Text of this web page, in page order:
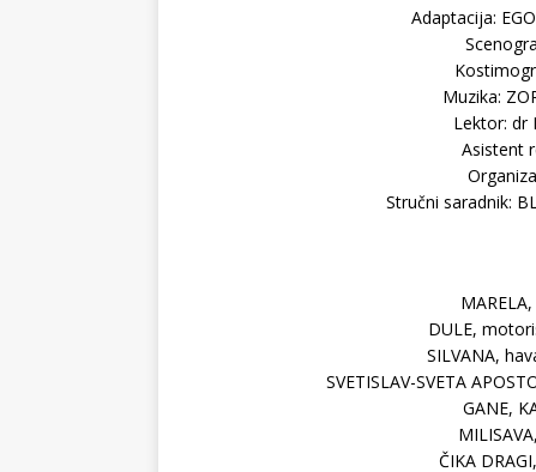
Adaptacija:
Muzika:
Lektor: dr
Asistent
Stručni saradnik:
DULE,
SILVANA,
SVETISLAV-SVETA
GANE,
ČIKA